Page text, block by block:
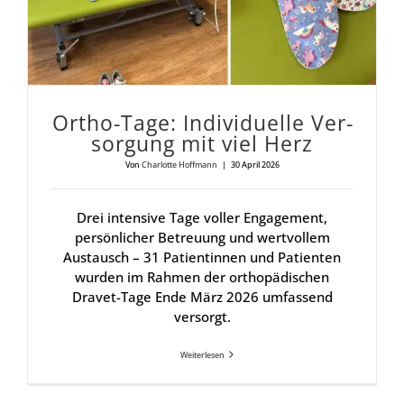
Ortho-Tage: Indi­vi­du­el­le Ver­
sor­gung mit viel Herz
Von Charlotte Hoffmann | 30 April 2026
Drei intensive Tage voller Engagement,
persönlicher Betreuung und wertvollem
Austausch – 31 Patientinnen und Patienten
wurden im Rahmen der orthopädischen
Dravet-Tage Ende März 2026 umfassend
versorgt.
Weiterlesen